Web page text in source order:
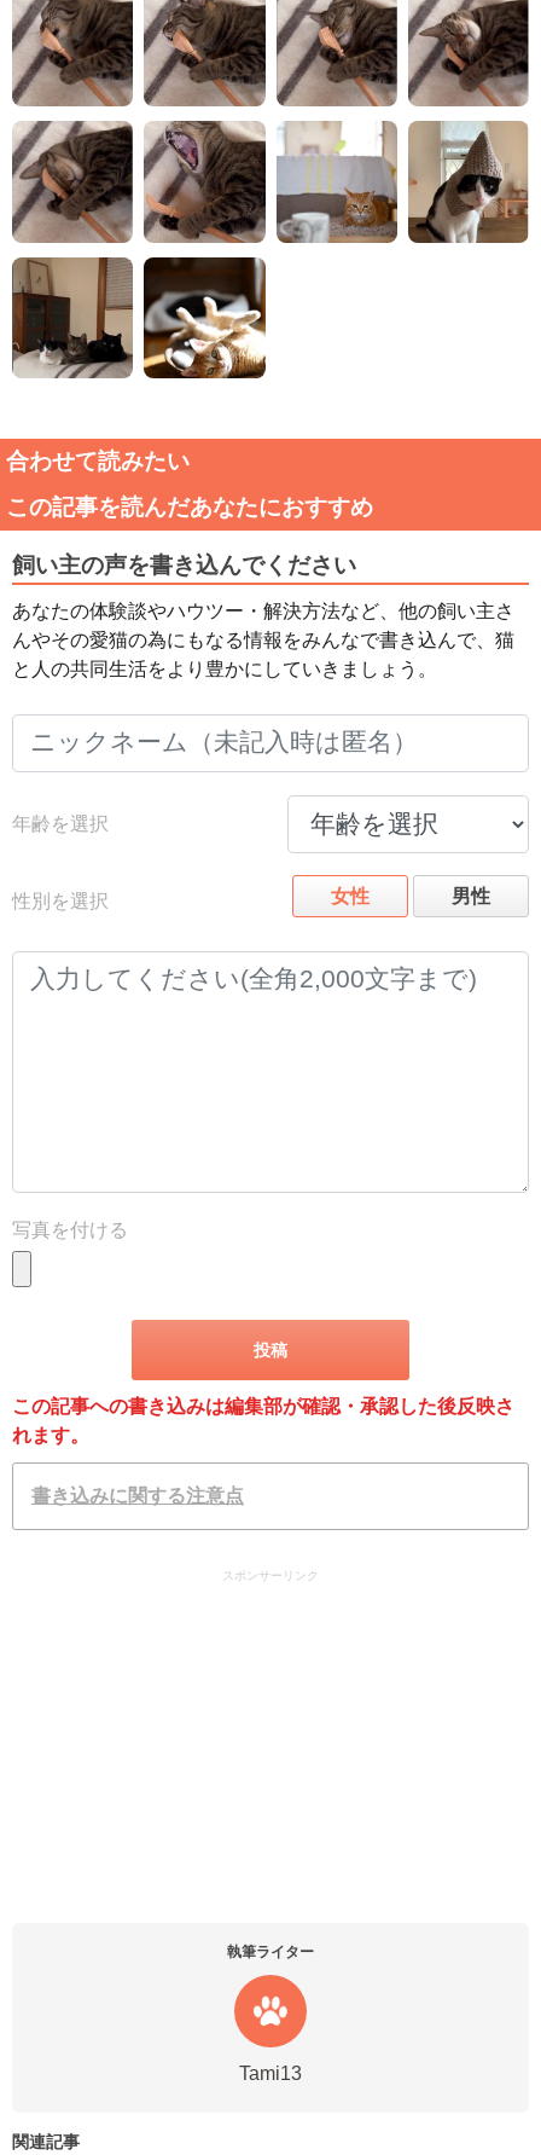
合わせて読みたい
この記事を読んだあなたにおすすめ
飼い主の声を書き込んでください
あなたの体験談やハウツー・解決方法など、他の飼い主さ
んやその愛猫の為にもなる情報をみんなで書き込んで、猫
と人の共同生活をより豊かにしていきましょう。
年齢を選択
性別を選択 女性 男性
写真を付ける
この記事への書き込みは編集部が確認・承認した後反映さ
れます。
書き込みに関する注意点
スポンサーリンク
執筆ライター
Tami13
関連記事